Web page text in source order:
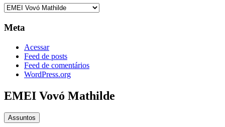
Categorias
Meta
Acessar
Feed de posts
Feed de comentários
WordPress.org
EMEI Vovó Mathilde
Assuntos